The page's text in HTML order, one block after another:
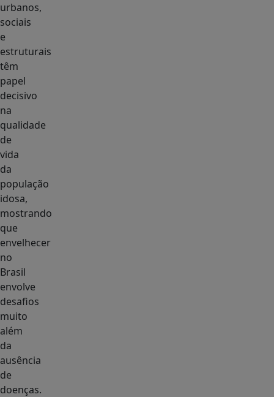
urbanos,
sociais
e
estruturais
têm
papel
decisivo
na
qualidade
de
vida
da
população
idosa,
mostrando
que
envelhecer
no
Brasil
envolve
desafios
muito
além
da
ausência
de
doenças.